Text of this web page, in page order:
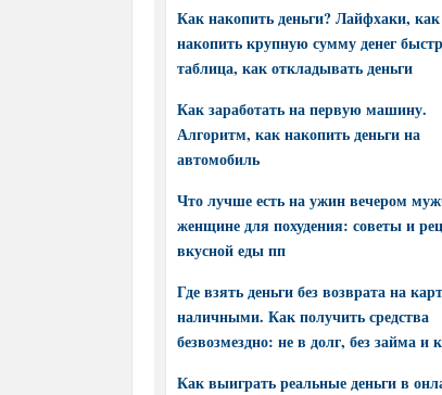
Как накопить деньги? Лайфхаки, как
накопить крупную сумму денег
таблица, как откладывать деньги
Как заработать на первую машину.
Алгоритм, как накопить деньги на
автомобиль
Что лучше есть на ужин вечером
женщине для похудения: советы и
вкусной еды пп
Где взять деньги без возврата на
наличными. Как получить средства
безвозмездно: не в долг, без займа и
Как выиграть реальные деньги в